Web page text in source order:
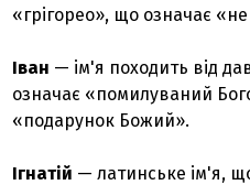
«грігорео», що означає
Іван — ім'я походить від
означає «помилуваний
«подарунок Божий».
Ігнатій — латинське ім'я,